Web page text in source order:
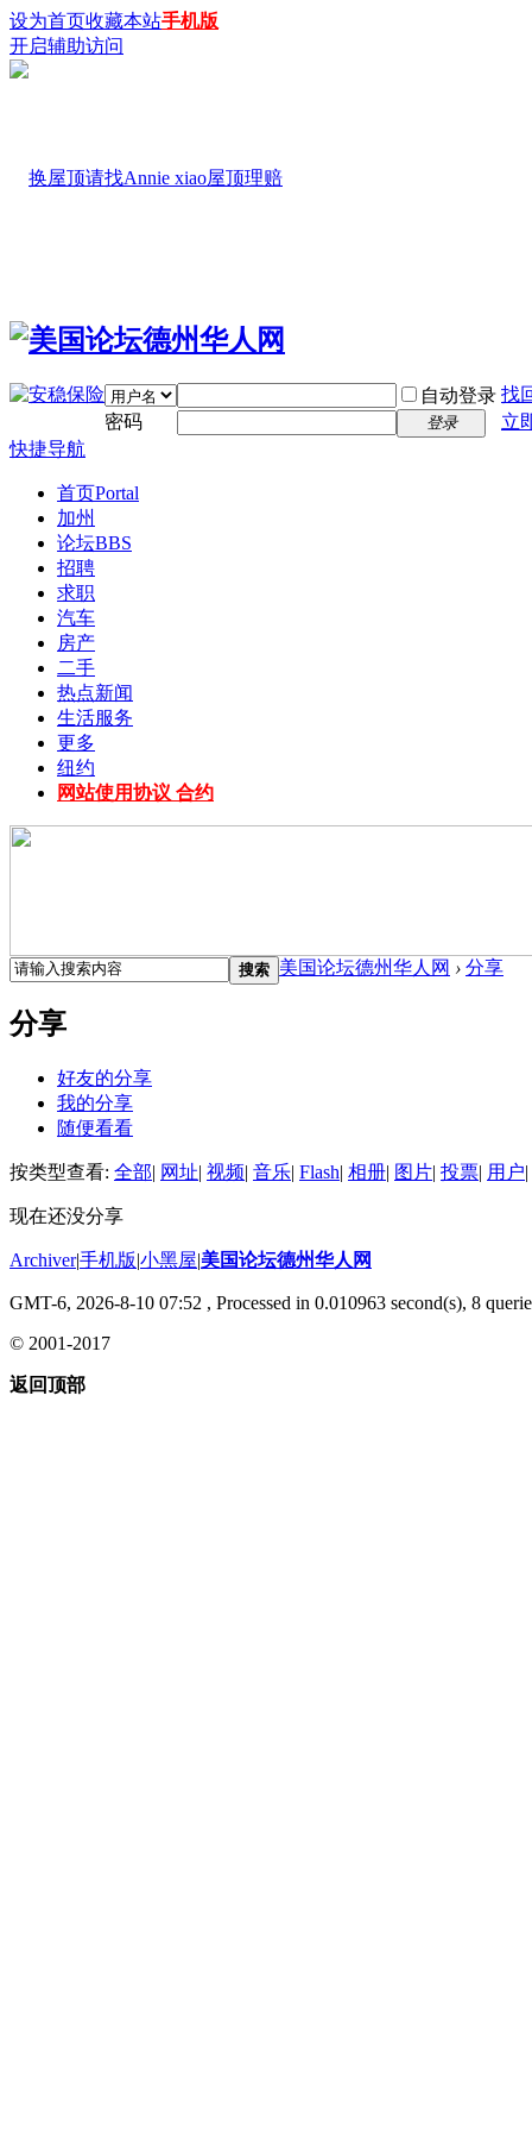
设为首页收藏本站手机版
开启辅助访问
自动登录 找
密码
登录
立
快捷导航
首页Portal
加州
论坛BBS
招聘
求职
汽车
房产
二手
热点新闻
生活服务
更多
纽约
网站使用协议 合约
搜索 美国论坛德州华人网 › 分享
分享
好友的分享
我的分享
随便看看
按类型查看: 全部| 网址| 视频| 音乐| Flash| 相册| 图片| 投票| 用户|
现在还没分享
Archiver|手机版|小黑屋|美国论坛德州华人网
GMT-6, 2026-8-10 07:52 , Processed in 0.010963 second(s), 8
© 2001-2017
返回顶部